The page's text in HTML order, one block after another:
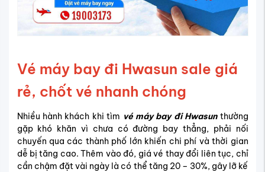
Vé máy bay đi Hwasun sale giá
rẻ, chốt vé nhanh chóng
Nhiều hành khách khi tìm vé máy bay đi Hwasunthường
gặp khó khăn vì chưa có đường bay thẳng, phải nối
chuyến qua các thành phố lớn khiến chi phí và thời gian
dễ bị tăng cao. Thêm vào đó, giá vé thay đổi liên tục, chỉ
cần chậm đặt vài ngày là có thể tăng 20 – 30%, gây lỡ kế